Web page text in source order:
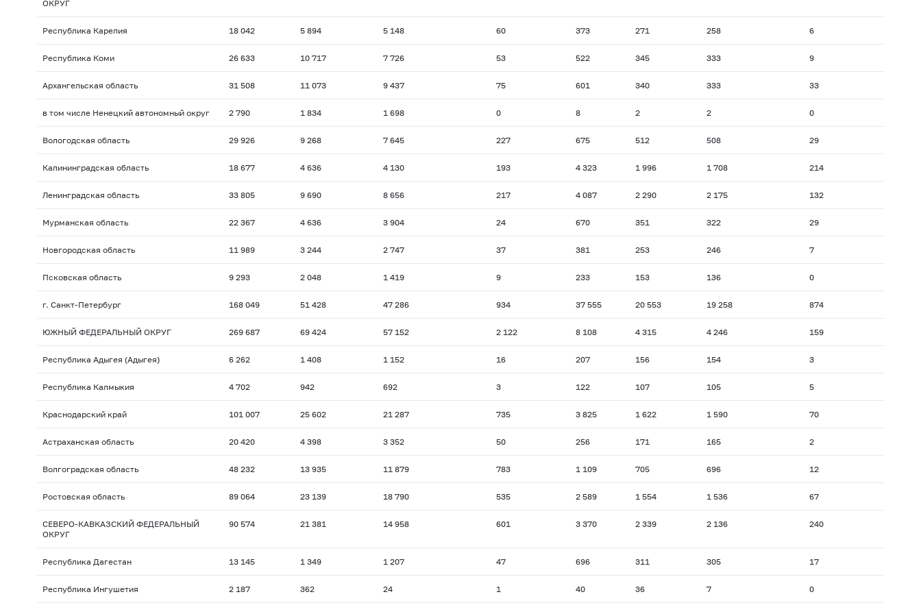
ОКРУГ
Республика Карелия 18 042 5 894 5 148 60 373 271 258 6
Республика Коми 26 633 10 717 7 726 53 522 345 333 9
Архангельская область 31 508 11 073 9 437 75 601 340 333 33
в том числе Ненецкий автономный округ 2 790 1 834 1 698 0 8 2 2 0
Вологодская область 29 926 9 268 7 645 227 675 512 508 29
Калининградская область 18 677 4 636 4 130 193 4 323 1 996 1 708 214
Ленинградская область 33 805 9 690 8 656 217 4 087 2 290 2 175 132
Мурманская область 22 367 4 636 3 904 24 670 351 322 29
Новгородская область 11 989 3 244 2 747 37 381 253 246 7
Псковская область 9 293 2 048 1 419 9 233 153 136 0
г. Санкт-Петербург 168 049 51 428 47 286 934 37 555 20 553 19 258 874
ЮЖНЫЙ ФЕДЕРАЛЬНЫЙ ОКРУГ 269 687 69 424 57 152 2 122 8 108 4 315 4 246 159
Республика Адыгея (Адыгея) 6 262 1 408 1 152 16 207 156 154 3
Республика Калмыкия 4 702 942 692 3 122 107 105 5
Краснодарский край 101 007 25 602 21 287 735 3 825 1 622 1 590 70
Астраханская область 20 420 4 398 3 352 50 256 171 165 2
Волгоградская область 48 232 13 935 11 879 783 1 109 705 696 12
Ростовская область 89 064 23 139 18 790 535 2 589 1 554 1 536 67
СЕВЕРО-КАВКАЗСКИЙ ФЕДЕРАЛЬНЫЙ
ОКРУГ
90 574 21 381 14 958 601 3 370 2 339 2 136 240
Республика Дагестан 13 145 1 349 1 207 47 696 311 305 17
Республика Ингушетия 2 187 362 24 1 40 36 7 0